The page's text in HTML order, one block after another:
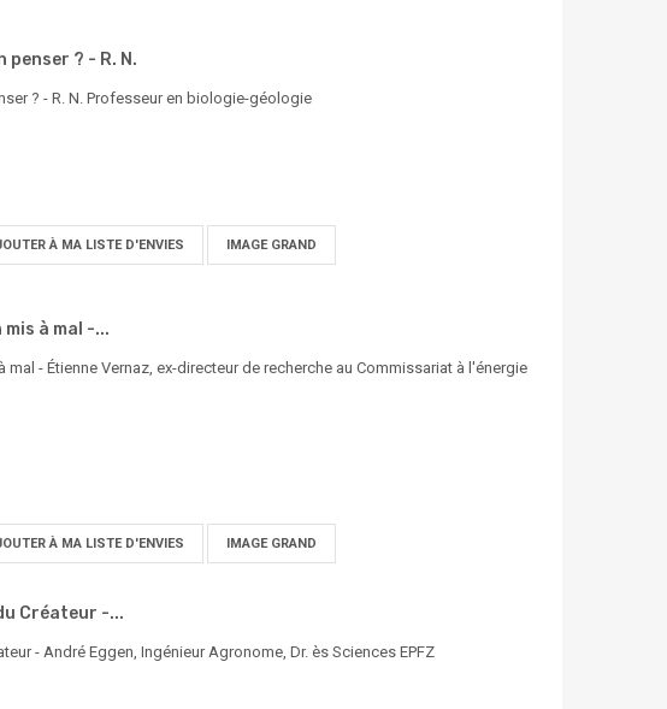
penser ? - R. N.
? - R. N. Professeur en biologie-géologie
À MA LISTE D'ENVIES IMAGE GRAND
à mal -...
mal - Étienne Vernaz, ex-directeur de recherche au Commissariat à l'énergie
À MA LISTE D'ENVIES IMAGE GRAND
Créateur -...
- André Eggen, Ingénieur Agronome, Dr. ès Sciences EPFZ